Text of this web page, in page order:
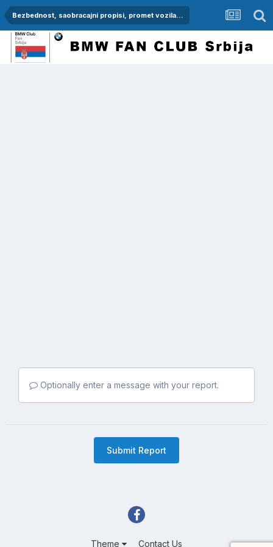
Bezbednost, saobracajni propisi, promet vozila...
Optionally enter a message with your report.
Submit Report
Theme Contact Us